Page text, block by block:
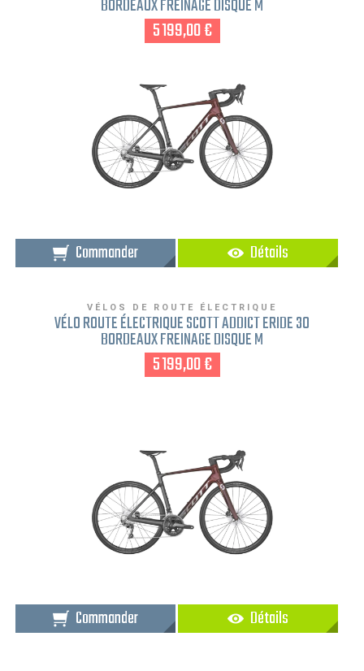
BORDEAUX FREINAGE DISQUE M
5 199,00 €
Commander Détails
VÉLOS DE ROUTE ÉLECTRIQUE
VÉLO ROUTE ÉLECTRIQUE SCOTT ADDICT ERIDE 30
BORDEAUX FREINAGE DISQUE M
5 199,00 €
Commander Détails